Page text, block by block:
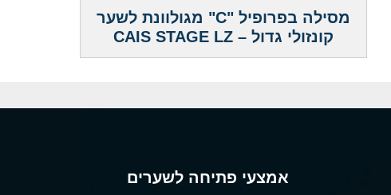
מסילה בפרופיל "C" מגולוונת לשער
קונזולי גדול – CAIS STAGE LZ
אמצעי פתיחה לשערים